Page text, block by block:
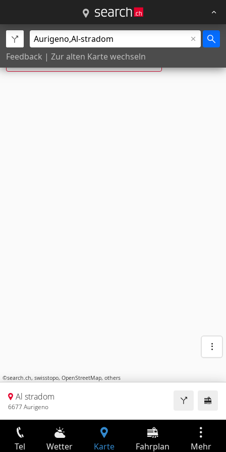
Feedback | Zur alten Karte wechseln
Al stradom, Aurigeno ist neu:
Al Stradómm da Aurígen, Aurigeno
©search.ch, swisstopo, OpenStreetMap, others
Al stradom
6677 Aurigeno
Tel Wetter Karte Fahrplan Mehr